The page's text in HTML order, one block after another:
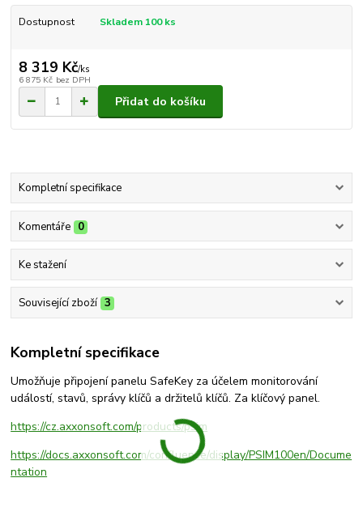
Dostupnost Skladem 100 ks
8 319 Kč/ks
6 875 Kč bez DPH
Přidat do košíku
Kompletní specifikace
Komentáře 0
Ke stažení
Související zboží 3
Kompletní specifikace
Umožňuje připojení panelu SafeKey za účelem monitorování
událostí, stavů, správy klíčů a držitelů klíčů. Za klíčový panel.
https://cz.axxonsoft.com/products/psim
https://docs.axxonsoft.com/confluence/display/PSIM100en/Docume
ntation